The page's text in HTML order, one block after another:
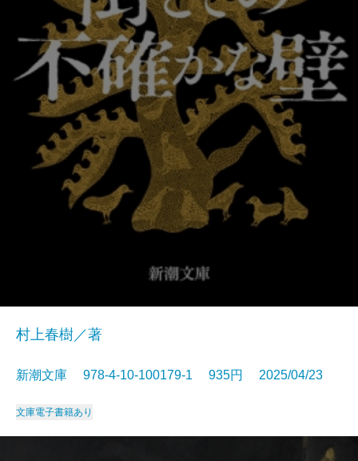
村上春樹／著
新潮文庫 978-4-10-100179-1 935円 2025/04/23
文庫電子書籍あり